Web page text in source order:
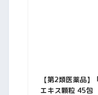
【第2類医薬品
エキス顆粒 45包